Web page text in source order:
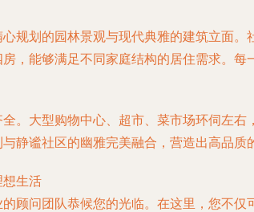
规划的园林景观与现代典雅的建筑立面
，能够满足不同家庭结构的居住需求。
。大型购物中心、超市、菜市场环伺左
静谧社区的幽雅完美融合，营造出高品质
想生活
顾问团队恭候您的光临。在这里，您不